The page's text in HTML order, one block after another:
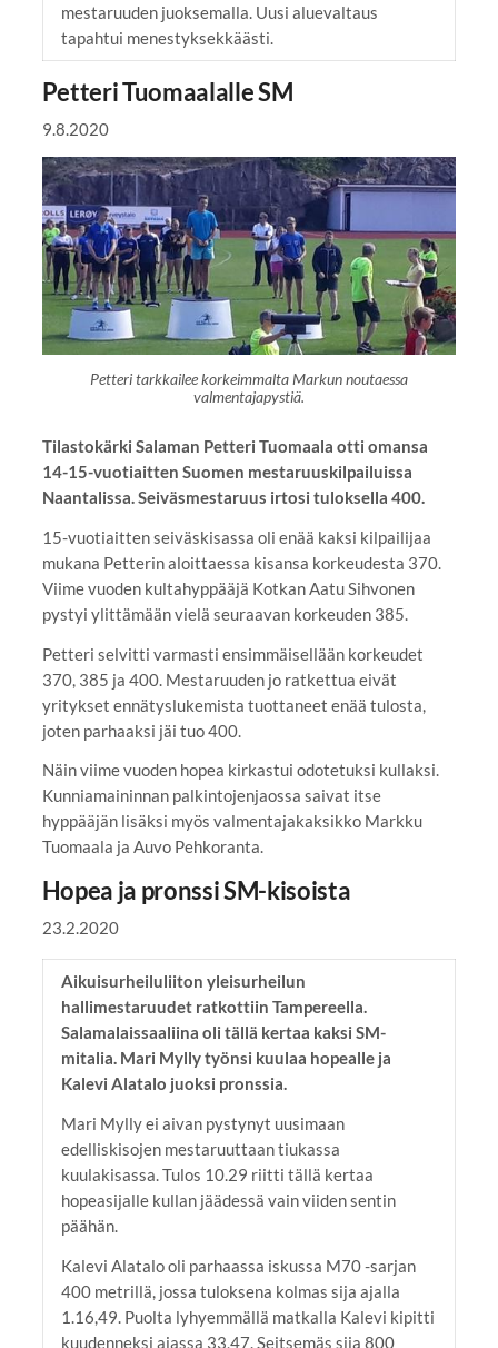
mestaruuden juoksemalla. Uusi aluevaltaus
tapahtui menestyksekkäästi.
Petteri Tuomaalalle SM
9.8.2020
Petteri tarkkailee korkeimmalta Markun noutaessa
valmentajapystiä.
Tilastokärki Salaman Petteri Tuomaala otti omansa
14-15-vuotiaitten Suomen mestaruuskilpailuissa
Naantalissa. Seiväsmestaruus irtosi tuloksella 400.
15-vuotiaitten seiväskisassa oli enää kaksi kilpailijaa
mukana Petterin aloittaessa kisansa korkeudesta 370.
Viime vuoden kultahyppääjä Kotkan Aatu Sihvonen
pystyi ylittämään vielä seuraavan korkeuden 385.
Petteri selvitti varmasti ensimmäisellään korkeudet
370, 385 ja 400. Mestaruuden jo ratkettua eivät
yritykset ennätyslukemista tuottaneet enää tulosta,
joten parhaaksi jäi tuo 400.
Näin viime vuoden hopea kirkastui odotetuksi kullaksi.
Kunniamaininnan palkintojenjaossa saivat itse
hyppääjän lisäksi myös valmentajakaksikko Markku
Tuomaala ja Auvo Pehkoranta.
Hopea ja pronssi SM-kisoista
23.2.2020
Aikuisurheiluliiton yleisurheilun
hallimestaruudet ratkottiin Tampereella.
Salamalaissaaliina oli tällä kertaa kaksi SM-
mitalia. Mari Mylly työnsi kuulaa hopealle ja
Kalevi Alatalo juoksi pronssia.
Mari Mylly ei aivan pystynyt uusimaan
edelliskisojen mestaruuttaan tiukassa
kuulakisassa. Tulos 10.29 riitti tällä kertaa
hopeasijalle kullan jäädessä vain viiden sentin
päähän.
Kalevi Alatalo oli parhaassa iskussa M70 -sarjan
400 metrillä, jossa tuloksena kolmas sija ajalla
1.16,49. Puolta lyhyemmällä matkalla Kalevi kipitti
kuudenneksi ajassa 33,47. Seitsemäs sija 800